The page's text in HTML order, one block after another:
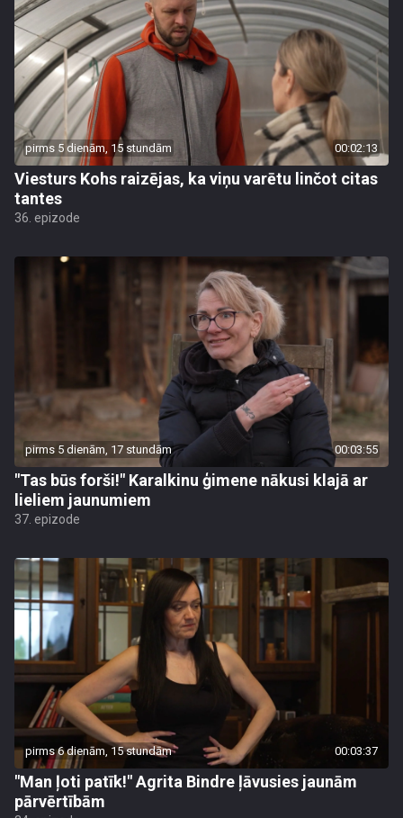
pirms 5 dienām, 15 stundām 00:02:13
Viesturs Kohs raizējas, ka viņu varētu linčot citas
tantes
36. epizode
pirms 5 dienām, 17 stundām 00:03:55
"Tas būs forši!" Karalkinu ģimene nākusi klajā ar
lieliem jaunumiem
37. epizode
pirms 6 dienām, 15 stundām 00:03:37
"Man ļoti patīk!" Agrita Bindre ļāvusies jaunām
pārvērtībām